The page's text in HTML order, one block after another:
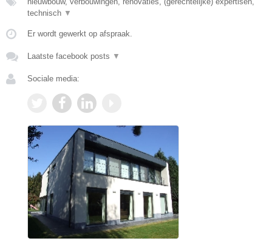
technisch ▼
Er wordt gewerkt op afspraak.
Laatste facebook posts ▼
Sociale media: